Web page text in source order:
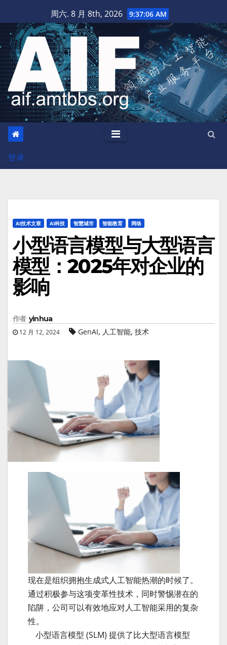
至
内
容
周六. 8 月 8th, 2026 9:37:07 AM
登录
AI技术文章 AI科技 智慧城市 智能教育 网络
小型语言模型与大型语言
模型：2025年对企业的
影响
作者 yinhua
12 月 12, 2024 GenAI, 人工智能, 技术
现在是组织拥抱生成式人工智能热潮的时候了。
通过积极参与这项变革性技术，同时警惕潜在的
陷阱，公司可以有效地应对人工智能采用的复杂
性。
小型语言模型 (SLM) 提供了比大型语言模型